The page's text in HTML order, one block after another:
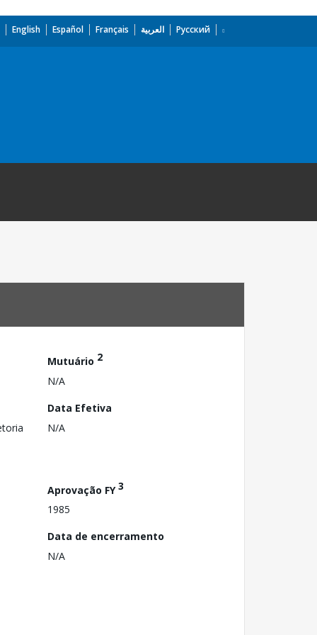
English Español Français العربية Русский
Mutuário 2
N/A
Data Efetiva
N/A
Aprovação FY3
1985
Data de encerramento
N/A